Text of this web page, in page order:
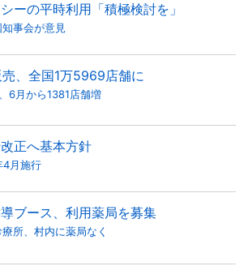
ーの平時利用「積極検討を」
事会が意見
、全国1万5969店舗に
6月から1381店舗増
正へ基本方針
4月施行
ブース、利用薬局を募集
所、村内に薬局なく